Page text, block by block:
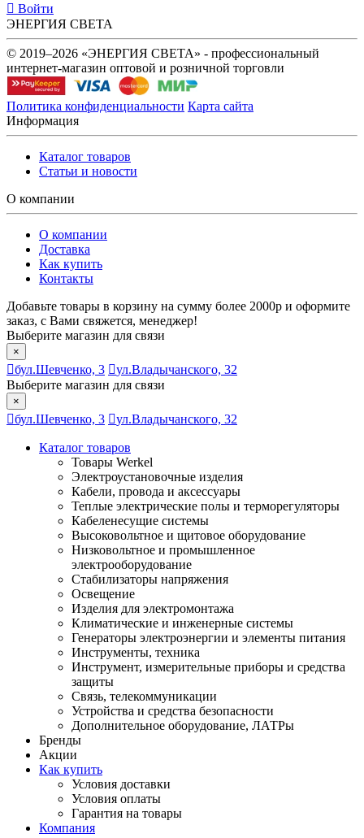
Войти
ЭНЕРГИЯ СВЕТА
© 2019–2026 «ЭНЕРГИЯ СВЕТА» - профессиональный
интернет-магазин оптовой и розничной торговли
Политика конфиденциальности Карта сайта
Информация
Каталог товаров
Статьи и новости
О компании
О компании
Доставка
Как купить
Контакты
Добавьте товары в корзину на сумму более 2000р и оформите
заказ, с Вами свяжется, менеджер!
Выберите магазин для связи
×
бул.Шевченко, 3
ул.Владычанского, 32
Выберите магазин для связи
×
бул.Шевченко, 3 ул.Владычанского, 32
Каталог товаров
Товары Werkel
Электроустановочные изделия
Кабели, провода и аксессуары
Теплые электрические полы и терморегуляторы
Кабеленесущие системы
Высоковольтное и щитовое оборудование
Низковольтное и промышленное
электрооборудование
Стабилизаторы напряжения
Освещение
Изделия для электромонтажа
Климатические и инженерные системы
Генераторы электроэнергии и элементы питания
Инструменты, техника
Инструмент, измерительные приборы и средства
защиты
Связь, телекоммуникации
Устройства и средства безопасности
Дополнительное оборудование, ЛАТРы
Бренды
Акции
Как купить
Условия доставки
Условия оплаты
Гарантия на товары
Компания